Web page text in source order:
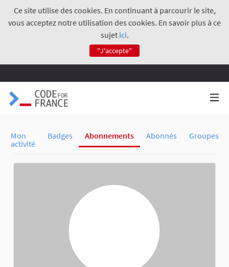
Ce site utilise des cookies. En continuant à parcourir le site,
vous acceptez notre utilisation des cookies. En savoir plus à ce
sujet ici.
"J'accepte"
Mon
activité
Badges Abonnements Abonnés Groupes